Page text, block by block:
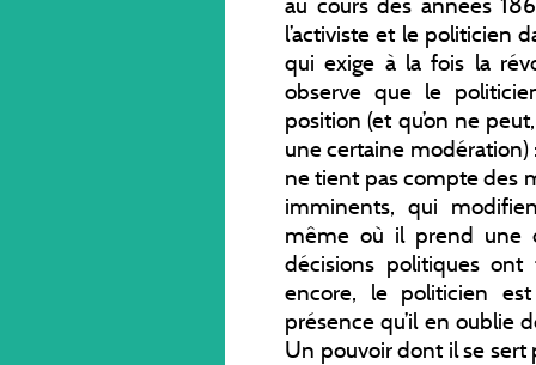
l’activiste et le politicien
qui exige à la fois la
observe que le
position (et qu’on ne
une certaine
ne tient pas compte des
imminents, qui
même où il prend une
décisions politiques ont
encore, le politicien
présence qu’il en oublie
Un pouvoir dont il se sert